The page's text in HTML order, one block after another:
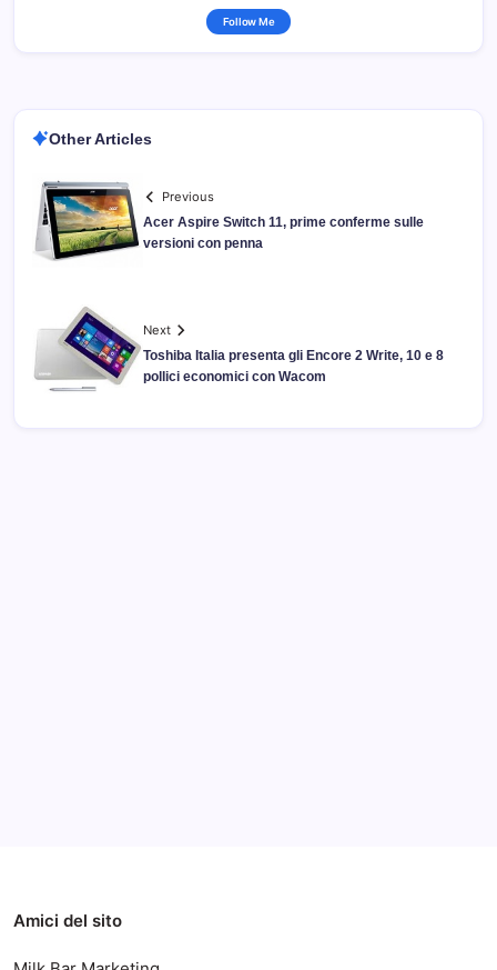
Follow Me
Other Articles
Previous
Acer Aspire Switch 11, prime conferme sulle
versioni con penna
Next
Toshiba Italia presenta gli Encore 2 Write, 10 e 8
pollici economici con Wacom
Amici del sito